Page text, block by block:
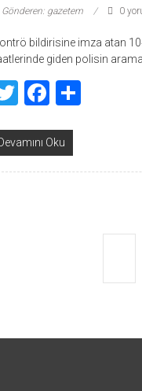
Gönderen: gazetem 0
bildirisine imza atan
giden polisin
TwitterFacebook
Oku